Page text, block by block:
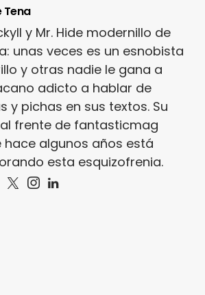
Tena
y Mr. Hide modernillo de
unas veces es un esnobista
y otras nadie le gana a
adicto a hablar de
y pichas en sus textos. Su
frente de fantasticmag
hace algunos años está
esta esquizofrenia.